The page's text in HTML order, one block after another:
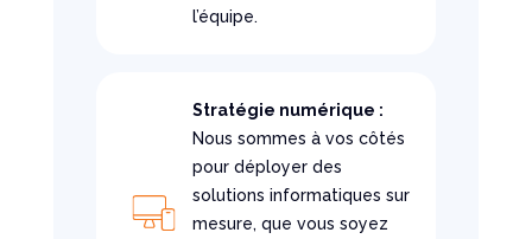
l’équipe.
Stratégie numérique :
Nous sommes à vos côtés
pour déployer des
solutions informatiques sur
mesure, que vous soyez